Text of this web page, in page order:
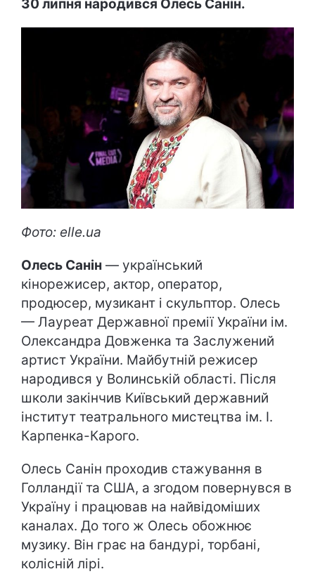
30 липня народився Олесь Санін.
Фото: elle.ua
Олесь Санін — український
кінорежисер, актор, оператор,
продюсер, музикант і скульптор. Олесь
— Лауреат Державної премії України ім.
Олександра Довженка та Заслужений
артист України. Майбутній режисер
народився у Волинській області. Після
школи закінчив Київський державний
інститут театрального мистецтва ім. І.
Карпенка-Карого.
Олесь Санін проходив стажування в
Голландії та США, а згодом повернувся в
Україну і працював на найвідоміших
каналах. До того ж Олесь обожнює
музику. Він грає на бандурі, торбані,
колісній лірі.